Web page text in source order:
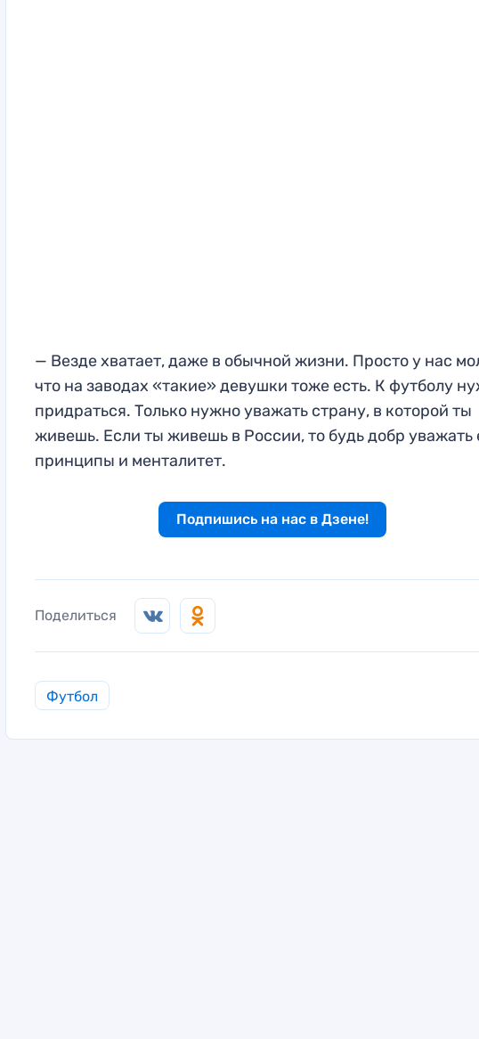
— Везде хватает, даже в обычной жизни. Просто у нас
что на заводах «такие» девушки тоже есть. К футболу
придраться. Только нужно уважать страну, в которой ты
живешь. Если ты живешь в России, то будь добр уважать
принципы и менталитет.
Подпишись на нас в Дзене!
Поделиться
Футбол